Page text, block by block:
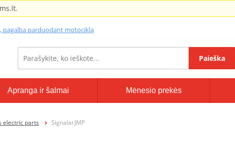
pagalba parduodant motociklą
Paieška
Apranga ir šalmai Mėnesio prekės
electric parts Signalai JMP